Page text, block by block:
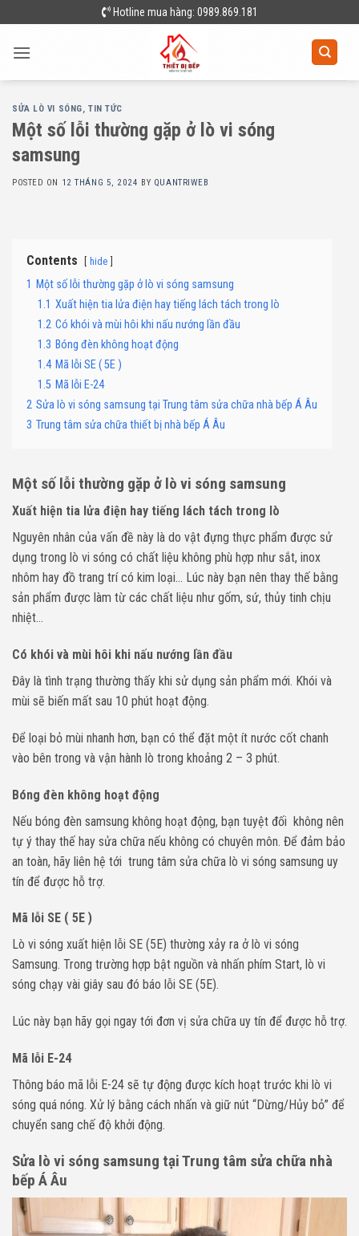
to
content
Hotline mua hàng: 0989.869.181
SỬA LÒ VI SÓNG, TIN TỨC
Một số lỗi thường gặp ở lò vi sóng
samsung
POSTED ON 12 THÁNG 5, 2024 BY QUANTRIWEB
Contents hide
1 Một số lỗi thường gặp ở lò vi sóng samsung
1.1 Xuất hiện tia lửa điện hay tiếng lách tách trong lò
1.2 Có khói và mùi hôi khi nấu nướng lần đầu
1.3 Bóng đèn không hoạt động
1.4 Mã lỗi SE ( 5E )
1.5 Mã lỗi E-24
2 Sửa lò vi sóng samsung tại Trung tâm sửa chữa nhà bếp Á Âu
3 Trung tâm sửa chữa thiết bị nhà bếp Á Âu
Một số lỗi thường gặp ở lò vi sóng samsung
Xuất hiện tia lửa điện hay tiếng lách tách trong lò
Nguyên nhân của vấn đề này là do vật đựng thực phẩm được sử
dụng trong lò vi sóng có chất liệu không phù hợp như sắt, inox
nhôm hay đồ trang trí có kim loại… Lúc này bạn nên thay thế bằng
sản phẩm được làm từ các chất liệu như gốm, sứ, thủy tinh chịu
nhiệt…
Có khói và mùi hôi khi nấu nướng lần đầu
Đây là tình trạng thường thấy khi sử dụng sản phẩm mới. Khói và
mùi sẽ biến mất sau 10 phút hoạt động.
Để loại bỏ mùi nhanh hơn, bạn có thể đặt một ít nước cốt chanh
vào bên trong và vận hành lò trong khoảng 2 – 3 phút.
Bóng đèn không hoạt động
Nếu bóng đèn samsung không hoạt động, bạn tuyệt đối không nên
tự ý thay thế hay sửa chữa nếu không có chuyên môn. Để đảm bảo
an toàn, hãy liên hệ tới trung tâm sửa chữa lò vi sóng samsung uy
tín để được hỗ trợ.
Mã lỗi SE ( 5E )
Lò vi sóng xuất hiện lỗi SE (5E) thường xảy ra ở lò vi sóng
Samsung. Trong trường hợp bật nguồn và nhấn phím Start, lò vi
sóng chạy vài giây sau đó báo lỗi SE (5E).
Lúc này bạn hãy gọi ngay tới đơn vị sửa chữa uy tín để được hỗ trợ.
Mã lỗi E-24
Thông báo mã lỗi E-24 sẽ tự động được kích hoạt trước khi lò vi
sóng quá nóng. Xử lý bằng cách nhấn và giữ nút “Dừng/Hủy bỏ” để
chuyển sang chế độ khởi động.
Sửa lò vi sóng samsung tại Trung tâm sửa chữa nhà
bếp Á Âu